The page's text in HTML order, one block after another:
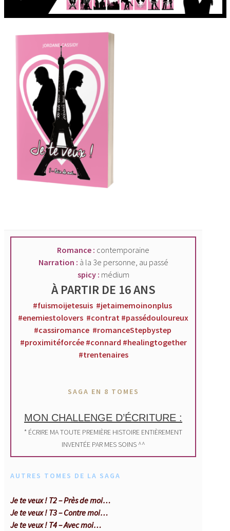
Romance : contemporaine
Narration : à la 3e personne, au passé
spicy : médium
À PARTIR DE 16 ANS
#fuismoijetesuis #jetaimemoinonplus
#enemiestolovers #contrat #passédouloureux
#cassiromance #romanceStepbystep
#proximitéforcée #connard #healingtogether
#trentenaires
SAGA EN 8 TOMES
MON CHALLENGE D’ÉCRITURE :
* ÉCRIRE MA TOUTE PREMIÈRE HISTOIRE ENTIÈREMENT
INVENTÉE PAR MES SOINS ^^
AUTRES TOMES DE LA SAGA
Je te veux ! T2 – Près de moi…
Je te veux ! T3 – Contre moi…
Je te veux ! T4 – Avec moi…